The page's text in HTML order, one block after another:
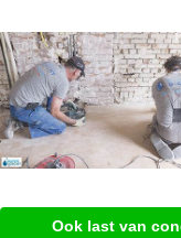
Ook last van